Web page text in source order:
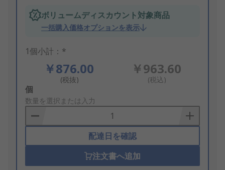
ボリュームディスカウント対象商品
一括購入価格オプションを表示
1個小計：*
￥876.00
(税抜)
￥963.60
(税込)
Add
to
Basket
個
数量を選択または入力
配達日を確認
注文書へ追加